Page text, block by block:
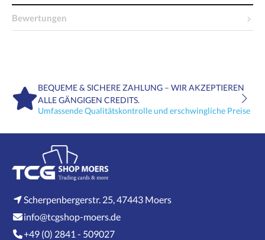
Bewertungen
BEQUEME & SICHERE ZAHLUNG – WIR AKZEPTIEREN
ALLE GÄNGIGEN CREDITS.
Umfassende Qualitätskontrolle und erschwingliche Preise
Scherpenbergerstr. 25, 47443 Moers
info@tcgshop-moers.de
+49 (0) 2841 - 509027